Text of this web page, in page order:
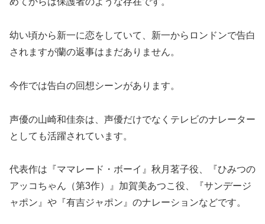
幼い頃から新一に恋をしていて、新一からロンドンで告白
されますが蘭の返事はまだありません。
今作では告白の回想シーンがあります。
声優の山崎和佳奈は、声優だけでなくテレビのナレーター
としても活躍されています。
代表作は『ママレード・ボーイ』秋月茗子役、『ひみつの
アッコちゃん（第3作）』加賀美あつこ役、『サンデージ
ャポン』や『有吉ジャポン』のナレーションなどです。